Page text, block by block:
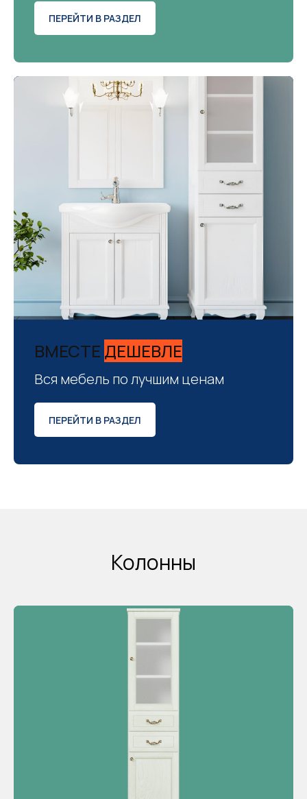
ПЕРЕЙТИ В РАЗДЕЛ
ВМЕСТЕ ДЕШЕВЛЕ
Вся мебель по лучшим ценам
ПЕРЕЙТИ В РАЗДЕЛ
Колонны